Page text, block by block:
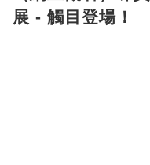
展 - 觸目登場！